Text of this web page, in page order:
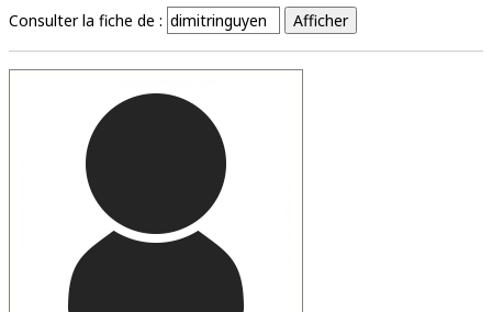
Consulter la fiche de :